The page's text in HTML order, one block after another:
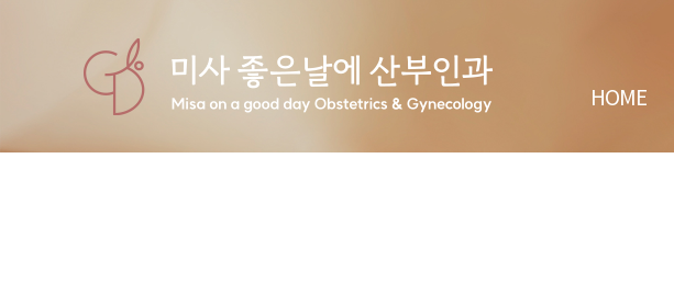
HOME
HOME ABOUT US
의료진 소개